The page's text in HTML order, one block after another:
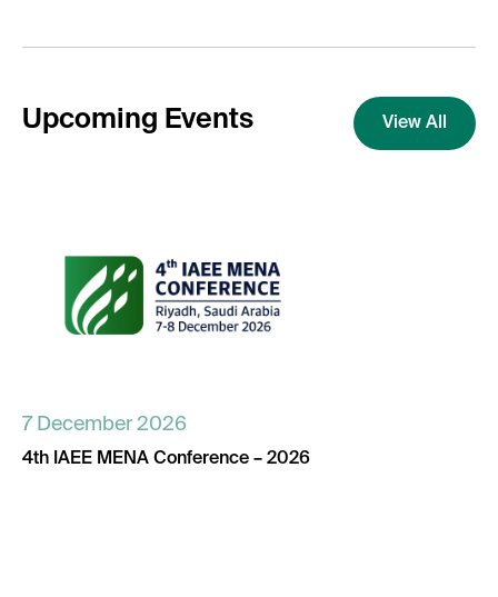
Upcoming Events View All
7 December 2026
4th IAEE MENA Conference – 2026